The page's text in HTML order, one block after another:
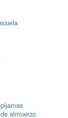
almuerzo